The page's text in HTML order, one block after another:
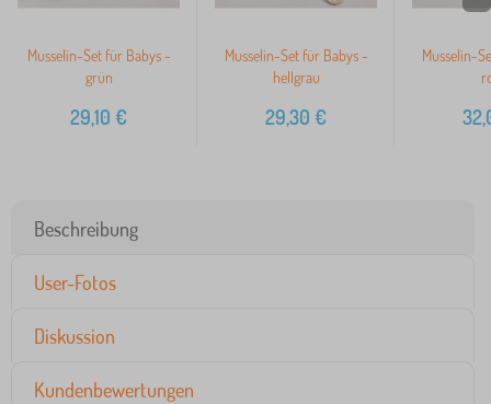
Musselin-Set für Babys -
grün
29,10 €
Musselin-Set für Babys -
hellgrau
29,30 €
Musselin-
Beschreibung
User-Fotos
Diskussion
Kundenbewertungen